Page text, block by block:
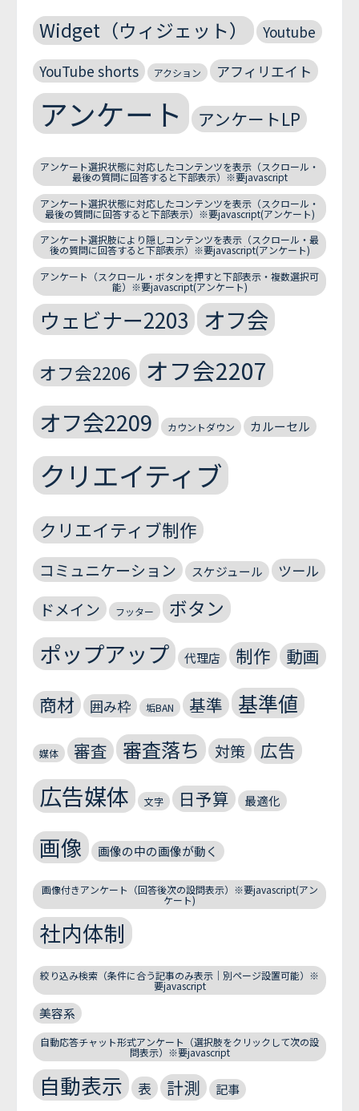
Widget（ウィジェット）
Youtube
YouTube shorts
アクション アフィリエイト
アンケート アンケートLP
アンケート選択状態に対応したコンテンツを表示（スクロール・
最後の質問に回答すると下部表示）※要javascript
アンケート選択状態に対応したコンテンツを表示（スクロール・
最後の質問に回答すると下部表示）※要javascript(アンケート)
アンケート選択肢により隠しコンテンツを表示（スクロール・最
後の質問に回答すると下部表示）※要javascript(アンケート)
アンケート（スクロール・ボタンを押すと下部表示・複数選択可
能）※要javascript(アンケート)
ウェビナー2203 オフ会
オフ会2206 オフ会2207
オフ会2209 カウントダウン カルーセル
クリエイティブ
クリエイティブ制作
コミュニケーション スケジュール ツール
ドメイン フッター ボタン
ポップアップ 代理店 制作 動画
商材 囲み枠 垢BAN 基準 基準値
媒体 審査 審査落ち 対策 広告
広告媒体 文字 日予算 最適化
画像 画像の中の画像が動く
画像付きアンケート（回答後次の設問表示）※要javascript(アン
ケート)
社内体制
絞り込み検索（条件に合う記事のみ表示｜別ページ設置可能）※
要javascript
美容系
自動応答チャット形式アンケート（選択肢をクリックして次の設
問表示）※要javascript
自動表示 表 計測 記事